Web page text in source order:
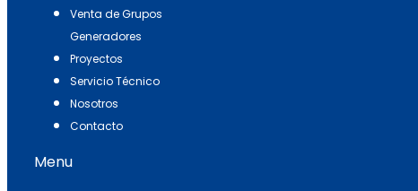
Venta de Grupos
Generadores
Proyectos
Servicio Técnico
Nosotros
Contacto
Menu